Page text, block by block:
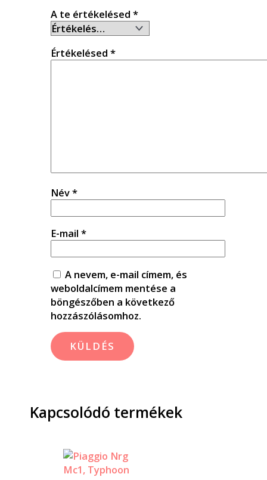
A te értékelésed *
Értékelésed *
Név*
E-mail *
A nevem, e-mail címem, és
weboldalcímem mentése a
böngészőben a következő
hozzászólásomhoz.
Kapcsolódó termékek